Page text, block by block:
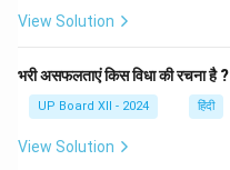
View Solution
भरी असफलताएं किस विधा की रचना है ?
UP Board XII - 2024 हिंदी
View Solution